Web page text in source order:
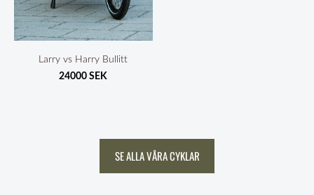
Larry vs Harry Bullitt
24000 SEK
​SE ALLA VÅRA CYKLAR​